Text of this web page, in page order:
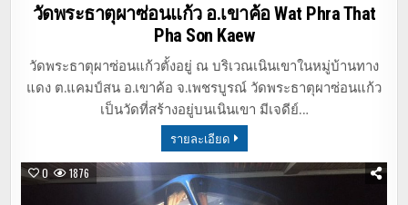
in
วัดพระธาตุผาซ่อนแก้ว อ.เขาค้อ Wat Phra That
Pha Son Kaew
วัดพระธาตุผาซ่อนแก้วตั้งอยู่ ณ บริเวณเนินเขาในหมู่บ้านทาง
แดง ต.แคมป์สน อ.เขาค้อ จ.เพชรบูรณ์ วัดพระธาตุผาซ่อนแก้ว
เป็นวัดที่สร้างอยู่บนเนินเขา มีเจดีย์…
รายละเอียด
0 1876